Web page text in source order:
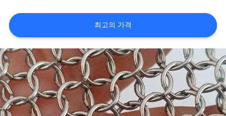
어
품
질
관
리
최고의 가격